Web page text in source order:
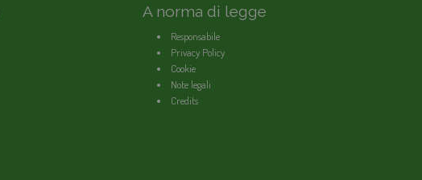
A norma di legge
Responsabile
Privacy Policy
Cookie
Note legali
Credits